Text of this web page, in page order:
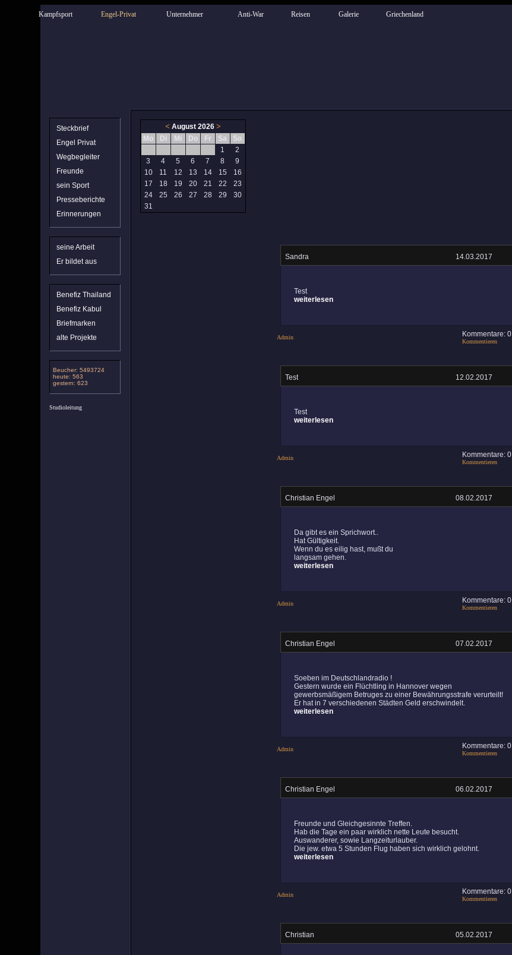
Steckbrief
Engel Privat
Wegbegleiter
Freunde
sein Sport
Presseberichte
Erinnerungen
seine Arbeit
Er bildet aus
Benefiz Thailand
Benefiz Kabul
Briefmarken
alte Projekte
Beucher: 5493724
heute: 563
gestern: 623
Studioleitung
<August 2026 >
Mo Di Mi Do Fr Sa
So
1
2
3
4 5 6 7 8
9
10
11 12 13 14 15
16
17
18 19 20 21 22
23
24
25 26 27 28 29
30
31
Sandra 14.03.2017
Test
weiterlesen
Admin Kommentare: 0
Kommentieren
Test 12.02.2017
Test
weiterlesen
Admin Kommentare: 0
Kommentieren
Christian Engel 08.02.2017
Da gibt es ein Sprichwort..
Hat Gültigkeit.
Wenn du es eilig hast, mußt du
langsam gehen.
weiterlesen
Admin Kommentare: 0
Kommentieren
Christian Engel 07.02.2017
Soeben im Deutschlandradio !
Gestern wurde ein Flüchtling in Hannover wegen
gewerbsmäßigem Betruges zu einer Bewährungsstrafe verurteilt!
Er hat in 7 verschiedenen Städten Geld erschwindelt.
weiterlesen
Admin Kommentare: 0
Kommentieren
Christian Engel 06.02.2017
Freunde und Gleichgesinnte Treffen.
Hab die Tage ein paar wirklich nette Leute besucht.
Auswanderer, sowie Langzeiturlauber.
Die jew. etwa 5 Stunden Flug haben sich wirklich gelohnt.
weiterlesen
Admin Kommentare: 0
Kommentieren
Christian 05.02.2017
Kampfsport Engel-Privat Unternehmer Anti-War Reisen Galerie Griechenland